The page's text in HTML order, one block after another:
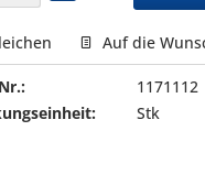
Auf die
1171112
Stk